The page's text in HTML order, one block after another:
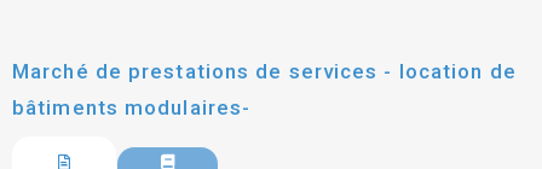
Marché de prestations de services - location de
bâtiments modulaires-